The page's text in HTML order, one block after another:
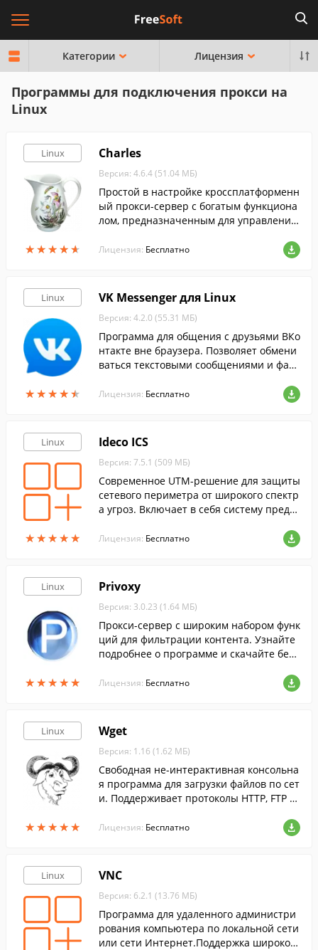
Категории Лицензия
Программы для подключения прокси на
Linux
Linux
★★★★★
★★★★★
Charles
Версия: 4.6.4 (51.04 МБ)
Простой в настройке кроссплатформенн
ый прокси-сервер c богатым функциона
лом, предназначенным для управления
Лицензия: Бесплатно
Linux
★★★★★
★★★★★
VK Messenger для Linux
Версия: 4.2.0 (55.31 МБ)
Программа для общения с друзьями ВКо
нтакте вне браузера. Позволяет обмени
ваться текстовыми сообщениями и фай
Лицензия: Бесплатно
Linux
★★★★★
★★★★★
Ideco ICS
Версия: 7.5.1 (509 МБ)
Современное UTM-решение для защиты
сетевого периметра от широкого спектр
а угроз. Включает в себя систему предот
ений (DPI), контент-фильтр, межсетевой
Лицензия: Бесплатно
Linux
★★★★★
★★★★★
Privoxy
Версия: 3.0.23 (1.64 МБ)
Прокси-сервер с широким набором функ
ций для фильтрации контента. Узнайте
подробнее о программе и скачайте бесп
Лицензия: Бесплатно
Linux
★★★★★
★★★★★
Wget
Версия: 1.16 (1.62 МБ)
Свободная не-интерактивная консольна
я программа для загрузки файлов по сет
и. Поддерживает протоколы HTTP, FTP и
рез HTTP прокси-сервер.
Лицензия: Бесплатно
Linux VNC
Версия: 6.2.1 (13.76 МБ)
Программа для удаленного администри
рования компьютера по локальной сети
или сети Интернет.Поддержка широкого